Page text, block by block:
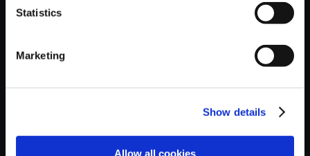
Statistics
Marketing
Show details
Allow all cookies
おすすめ商品
RISING Deluxe R... RISING Deluxe R... RISING Deluxe R...